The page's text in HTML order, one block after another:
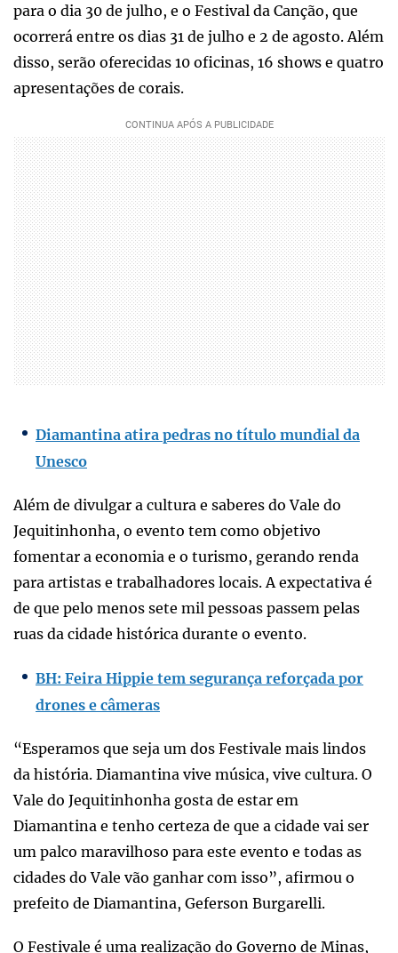
para o dia 30 de julho, e o Festival da Canção, que
ocorrerá entre os dias 31 de julho e 2 de agosto. Além
disso, serão oferecidas 10 oficinas, 16 shows e quatro
apresentações de corais.
Diamantina atira pedras no título mundial da
Unesco
Além de divulgar a cultura e saberes do Vale do
Jequitinhonha, o evento tem como objetivo
fomentar a economia e o turismo, gerando renda
para artistas e trabalhadores locais. A expectativa é
de que pelo menos sete mil pessoas passem pelas
ruas da cidade histórica durante o evento.
BH: Feira Hippie tem segurança reforçada por
drones e câmeras
“Esperamos que seja um dos Festivale mais lindos
da história. Diamantina vive música, vive cultura. O
Vale do Jequitinhonha gosta de estar em
Diamantina e tenho certeza de que a cidade vai ser
um palco maravilhoso para este evento e todas as
cidades do Vale vão ganhar com isso”, afirmou o
prefeito de Diamantina, Geferson Burgarelli.
O Festivale é uma realização do Governo de Minas,